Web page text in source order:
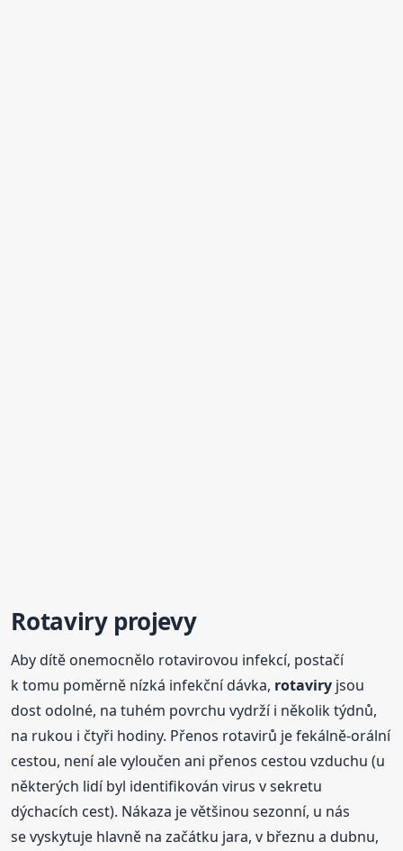
Rotaviryprojevy
Aby dítě onemocnělo rotavirovou infekcí, postačí
k tomu poměrně nízká infekční dávka, rotaviry jsou
dost odolné, na tuhém povrchu vydrží i několik týdnů,
na rukou i čtyři hodiny. Přenos rotavirů je fekálně-orální
cestou, není ale vyloučen ani přenos cestou vzduchu (u
některých lidí byl identifikován virus v sekretu
dýchacích cest). Nákaza je většinou sezonní, u nás
se vyskytuje hlavně na začátku jara, v březnu a dubnu,